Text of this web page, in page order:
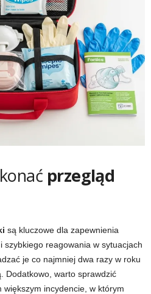
przegląd
są kluczowe dla zapewnienia
szybkiego reagowania w sytuacjach
je co najmniej dwa razy w roku
Dodatkowo, warto sprawdzić
incydencie, w którym